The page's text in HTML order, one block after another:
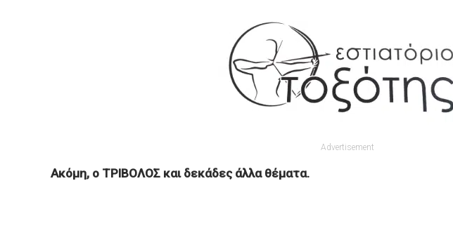
Advertisement
Ακόμη, ο ΤΡΙΒΟΛΟΣ και δεκάδες άλλα θέματα.